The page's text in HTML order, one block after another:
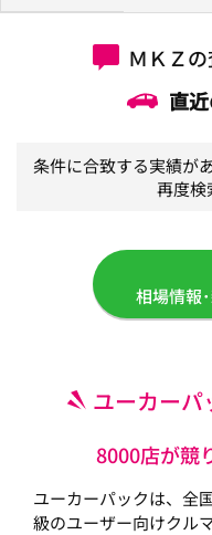
ＭＫＺ
直
条件に合致する実績が
再度検
相場情報
ユーカーパ
8000店が競
ユーカーパックは、全
級のユーザー向けクル